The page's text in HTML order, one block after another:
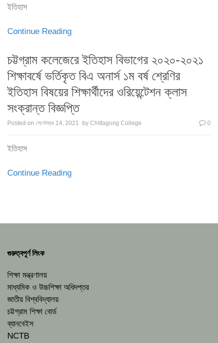
ইতিহাস
Continue Reading
চট্টগ্রাম কলেজেরে ইতিহাস বিভাগের ২০২০-২০২১
শিক্ষাবর্ষে ভর্তিকৃত বিএ অনার্স ১ম বর্ষ শ্রেণির
ইতিহাস বিষয়ের শিক্ষার্থীদের ওরিয়েন্টেশন ক্লাস
সংক্রান্ত বিজ্ঞপ্তি
Posted on সেপ্টেম্বর 14, 2021 by Chittagong College 0
ইতিহাস
Continue Reading
গুরুত্বপূর্ণ লিংক
শিক্ষা মন্ত্রণালয়
মাধ্যমিক ও উচ্চশিক্ষা অধিদপ্তর
জাতীয় বিশ্ববিদ্যালয়
চট্টগ্রাম শিক্ষা বোর্ড
ব্যানবেইস
NCTB